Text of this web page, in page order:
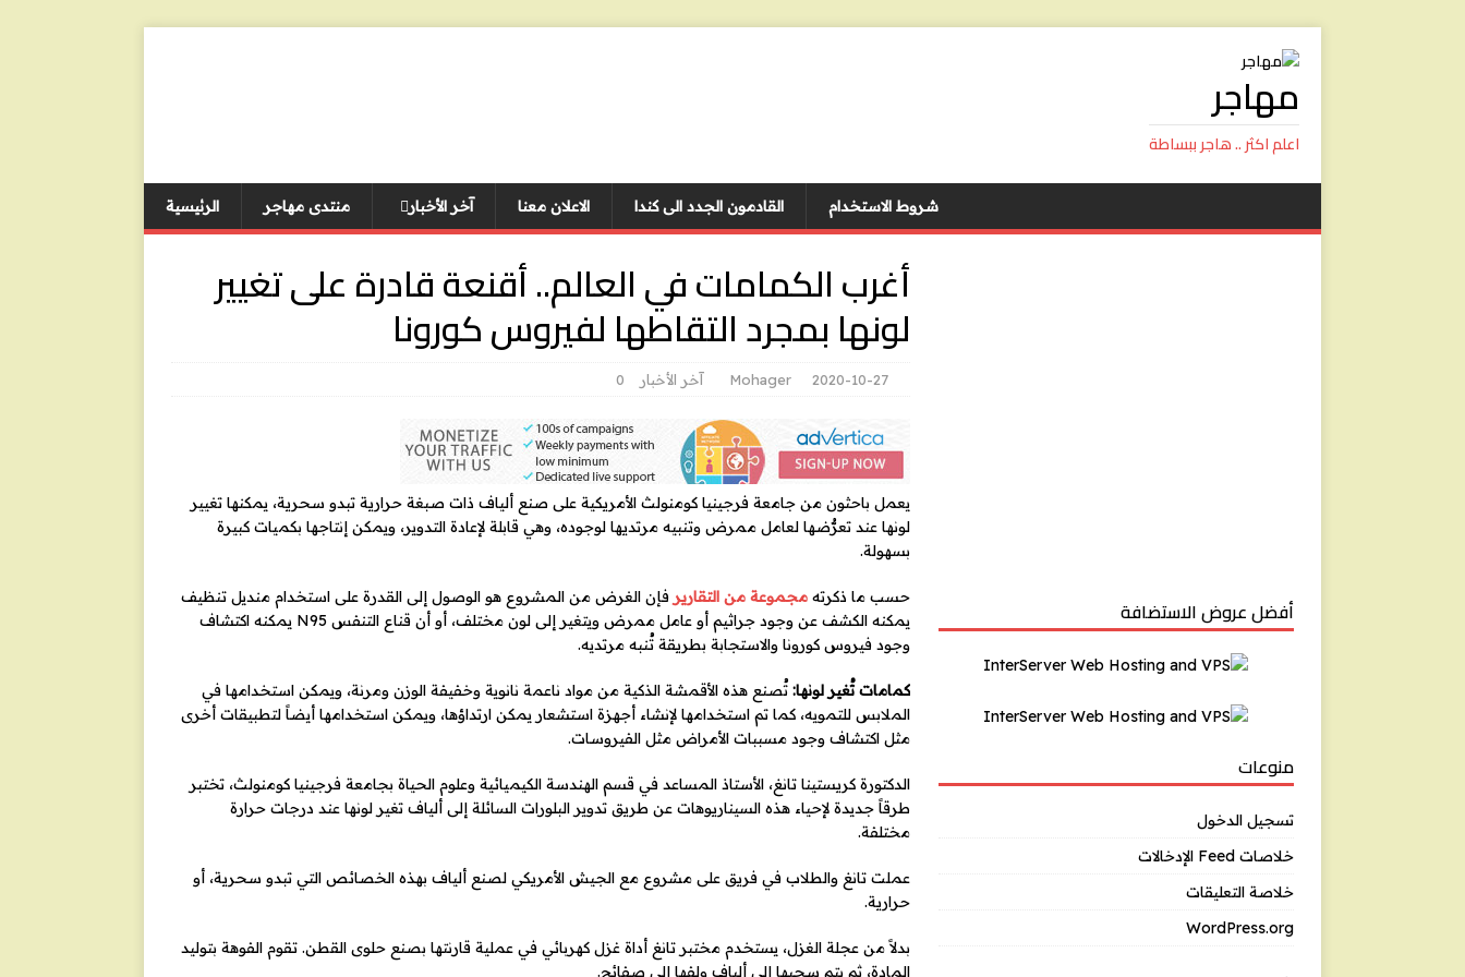
مهاجر
اعلم اكثر .. هاجر ببساطة
الرئيسية منتدى مهاجر آخر الأخبار الاعلان معنا القادمون الجدد الى كندا شروط الاستخدام
أغرب الكمامات في العالم.. أقنعة قادرة على تغيير
لونها بمجرد التقاطها لفيروس كورونا
2020-10-27
Mohager آخر الأخبار 0
يعمل باحثون من جامعة فرجينيا كومنولث الأمريكية على صنع ألياف ذات صبغة حرارية تبدو سحرية، يمكنها تغيير
لونها عند تعرُّضها لعامل ممرض وتنبيه مرتديها لوجوده، وهي قابلة لإعادة التدوير، ويمكن إنتاجها بكميات كبيرة
بسهولة.
حسب ما ذكرته مجموعة من التقارير فإن الغرض من المشروع هو الوصول إلى القدرة على استخدام منديل تنظيف
يمكنه الكشف عن وجود جراثيم أو عامل ممرض ويتغير إلى لون مختلف، أو أن قناع التنفس N95 يمكنه اكتشاف
وجود فيروس كورونا والاستجابة بطريقة تُنبه مرتديه.
كمامات تُغير لونها:تُصنع هذه الأقمشة الذكية من مواد ناعمة نانوية وخفيفة الوزن ومرنة، ويمكن استخدامها في
الملابس للتمويه، كما تم استخدامها لإنشاء أجهزة استشعار يمكن ارتداؤها، ويمكن استخدامها أيضاً لتطبيقات أخرى
مثل اكتشاف وجود مسببات الأمراض مثل الفيروسات.
الدكتورة كريستينا تانغ، الأستاذ المساعد في قسم الهندسة الكيميائية وعلوم الحياة بجامعة فرجينيا كومنولث، تختبر
طرقاً جديدة لإحياء هذه السيناريوهات عن طريق تدوير البلورات السائلة إلى ألياف تغير لونها عند درجات حرارة
مختلفة.
عملت تانغ والطلاب في فريق على مشروع مع الجيش الأمريكي لصنع ألياف بهذه الخصائص التي تبدو سحرية، أو
حرارية.
بدلاً من عجلة الغزل، يستخدم مختبر تانغ أداة غزل كهربائي في عملية قارنتها بصنع حلوى القطن. تقوم الفوهة بتوليد
المادة، ثم يتم سحبها إلى ألياف ولفها إلى صفائح.
أفضل عروض الاستضافة
منوعات
تسجيل الدخول
خلاصات Feed الإدخالات
خلاصة التعليقات
WordPress.org